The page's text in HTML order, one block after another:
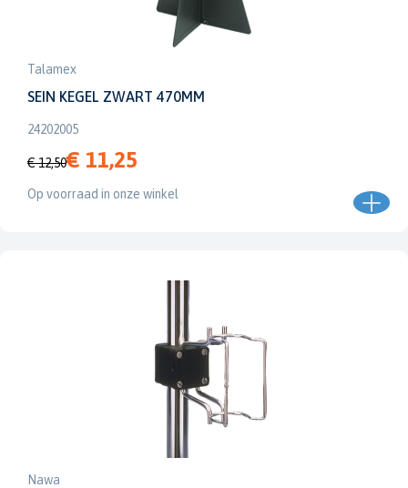
Talamex
SEIN KEGEL ZWART 470MM
24202005
€ 12,50€ 11,25
Op voorraad in onze winkel
Nawa